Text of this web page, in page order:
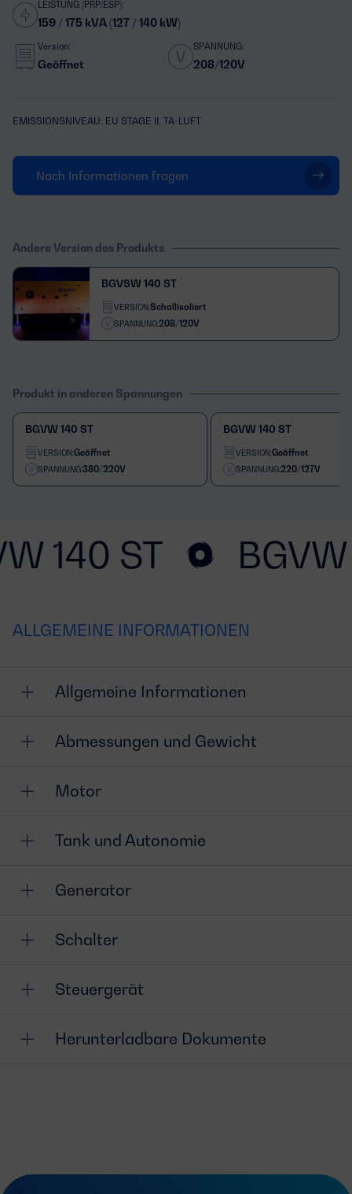
LEISTUNG (PRP/ESP):
159 / 175 kVA (127 / 140 kW)
Version:
Geöffnet
SPANNUNG:
208/120V
EMISSIONSNIVEAU: EU STAGE II, TA-LUFT
Nach Informationen fragen
Andere Version des Produkts
BGVSW 140 ST
VERSION:Schallisoliert
SPANNUNG:208/120V
Produkt in anderen Spannungen
BGVW 140 ST
VERSION:Geöffnet
SPANNUNG:380/220V
BGVW 140 ST
VERSION:Geöffnet
SPANNUNG:220/127V
140 ST
ALLGEMEINE INFORMATIONEN
Allgemeine Informationen
Abmessungen und Gewicht
Motor
Tank und Autonomie
Generator
Schalter
Steuergerät
Herunterladbare Dokumente